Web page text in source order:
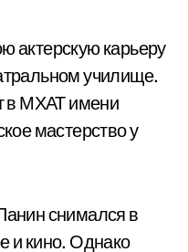
актерскую карьеру
училище.
в МХАТ имени
мастерство у
снимался в
и кино. Однако